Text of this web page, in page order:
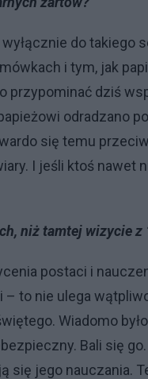
do takiego
i tym, jak
przypominać dziś
odradzano
się temu
I jeśli ktoś nawet
niż tamtej wizycie z
postaci i
to nie ulega
Wiadomo
Bali się
się jego nauczania.